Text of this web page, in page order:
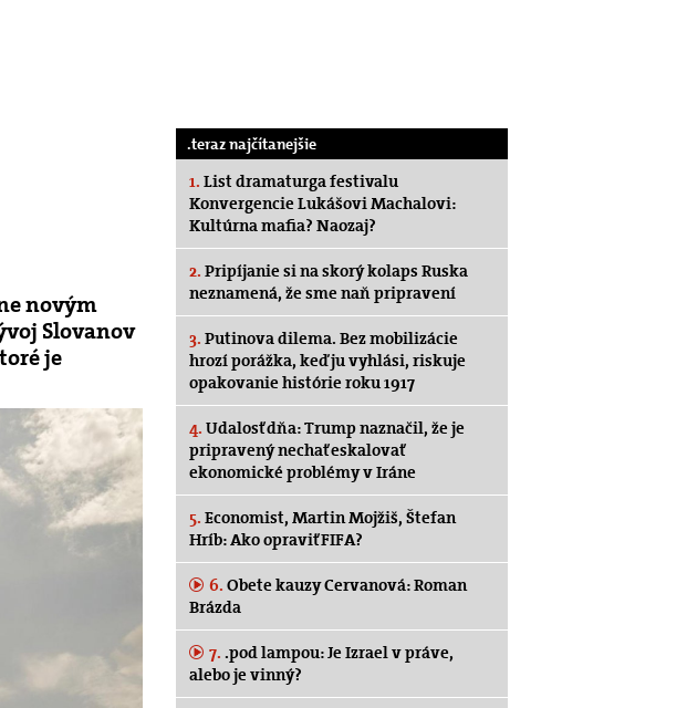
novým
Slovanov
je
.teraz najčítanejšie
1. List dramaturga festivalu
Konvergencie Lukášovi Machalovi:
Kultúrna mafia? Naozaj?
2. Pripíjanie si na skorý kolaps Ruska
neznamená, že sme naň pripravení
3. Putinova dilema. Bez mobilizácie
hrozí porážka, keď ju vyhlási, riskuje
opakovanie histórie roku 1917
4. Udalosť dňa: Trump naznačil, že je
pripravený nechať eskalovať
ekonomické problémy v Iráne
5. Economist, Martin Mojžiš, Štefan
Hríb: Ako opraviť FIFA?
6. Obete kauzy Cervanová: Roman
Brázda
7. .pod lampou: Je Izrael v práve,
alebo je vinný?